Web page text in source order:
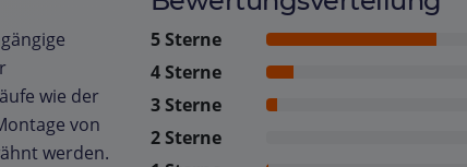
wie der
von
werden.
5 Sterne
4 Sterne
3 Sterne
2 Sterne